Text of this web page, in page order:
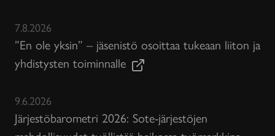
7.8.2026
”En ole yksin” – jäsenistö osoittaa tukeaan liiton ja
yhdistysten toiminnalle
9.6.2026
Järjestöbarometri 2026: Sote-järjestöjen